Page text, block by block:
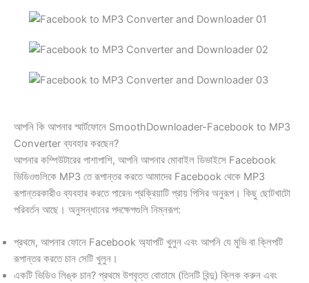
আপনি কি আপনার স্মার্টফোনে SmoothDownloader-Facebook to MP3
Converter ব্যবহার করছেন?
আপনার কম্পিউটারের পাশাপাশি, আপনি আপনার মোবাইল ডিভাইসে Facebook
ভিডিওগুলিকে MP3 তে রূপান্তর করতে আমাদের Facebook থেকে MP3
রূপান্তরকারীও ব্যবহার করতে পারেন৷ প্রক্রিয়াটি প্রায় পিসির অনুরূপ। কিছু ছোটখাটো
পরিবর্তন আছে। অনুসন্ধানের পদক্ষেপগুলি নিম্নরূপ:
প্রথমে, আপনার ফোনে Facebook অ্যাপটি খুলুন এবং আপনি যে মুভি বা ক্লিপটি
রূপান্তর করতে চান সেটি খুলুন।
একটি ভিডিও লিঙ্ক চান? প্রথমে উপবৃত্ত বোতামে (তিনটি বিন্দু) ক্লিক করুন এবং